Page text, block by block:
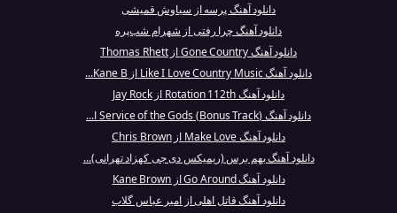
دانلود آهنگ پرسه از سیاوش قمیشی
دانلود آهنگ چرا رفتی از شهرام شب‌پره
دانلود آهنگ Gone Country از Thomas Rhett
دانلود آهنگ Like I Love Country Music از Kane B...
دانلود آهنگ Rotation 112th از Jay Rock
دانلود آهنگ (Service of the Gods (Bonus Track ا...
دانلود آهنگ Make Love از Chris Brown
دانلود آهنگ بهم برس (ریمیکس دی جی کهزاد تهرانی)...
دانلود آهنگ Go Around از Kane Brown
دانلود آهنگ قاتل اهلی از امیر عباس گلاب